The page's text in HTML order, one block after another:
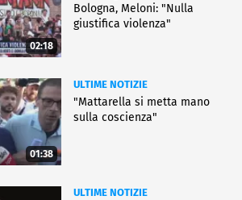
02:18
Bologna, Meloni: "Nulla
giustifica violenza"
01:38
ULTIME NOTIZIE
"Mattarella si metta mano
sulla coscienza"
ULTIME NOTIZIE